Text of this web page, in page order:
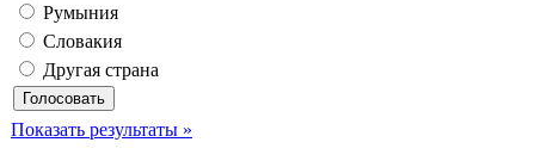
Румыния
Словакия
Другая страна
Показать результаты »